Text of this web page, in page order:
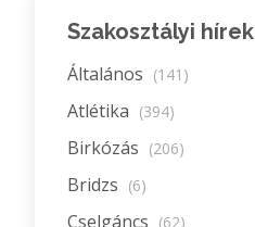
Szakosztályi hírek
Általános (141)
Atlétika (394)
Birkózás (206)
Bridzs (6)
Cselgáncs (62)